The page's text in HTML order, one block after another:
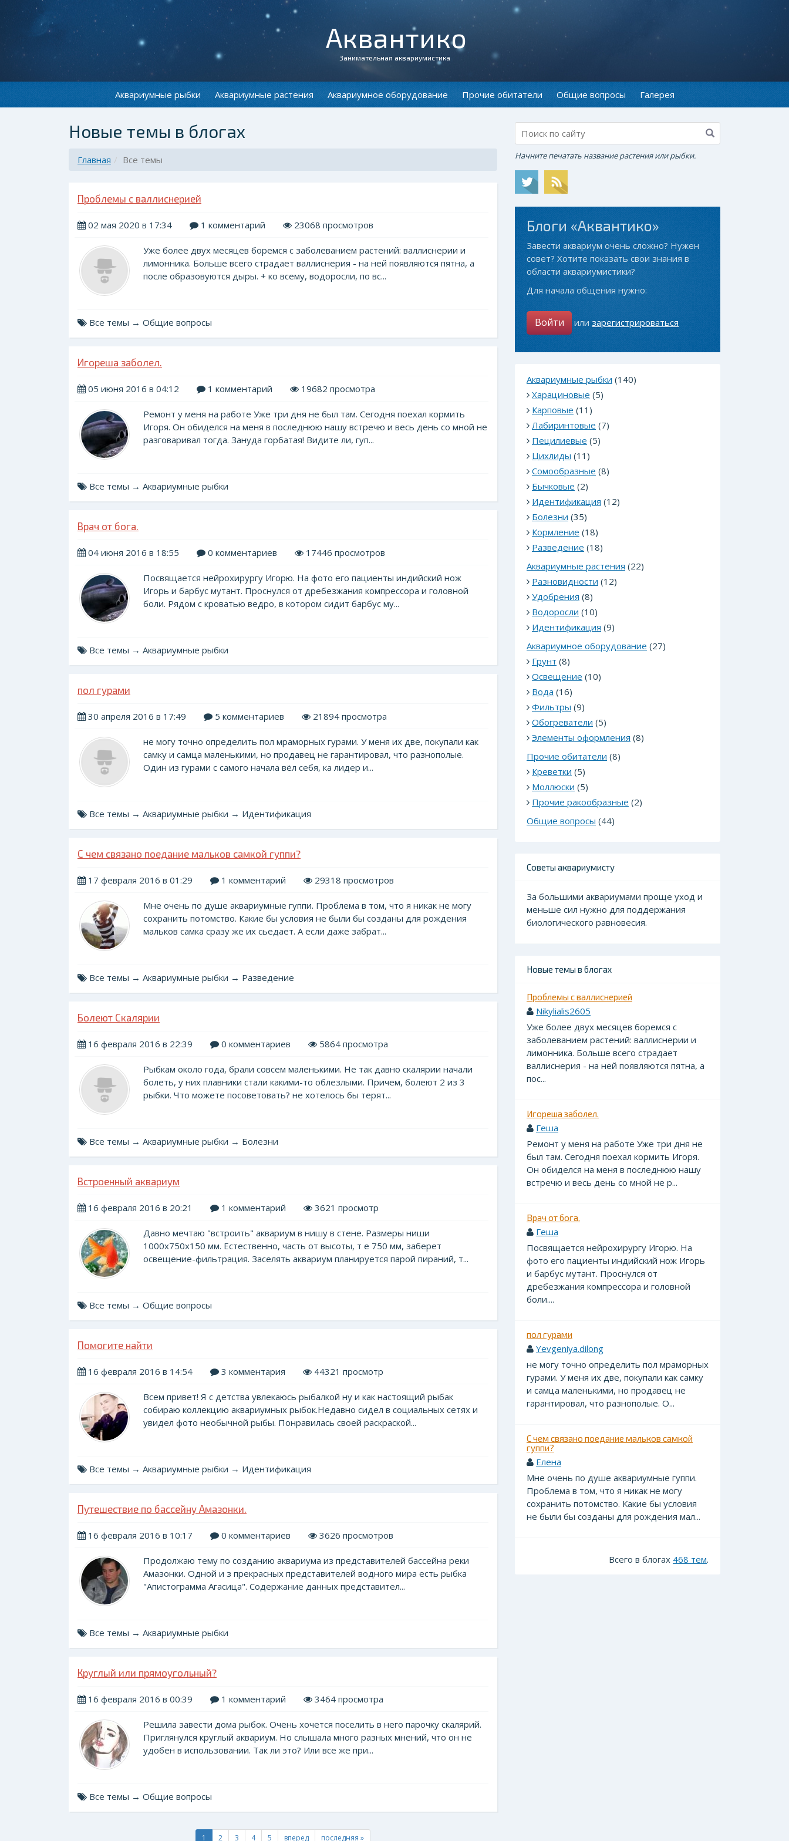
Аквантико
Занимательная аквариумистика
Аквариумные рыбки Аквариумные растения Аквариумное оборудование Прочие обитатели Общие вопросы Галерея
Новые темы в блогах
Главная Все темы
Проблемы с валлиснерией
02 мая 2020 в 17:34 1 комментарий 23068 просмотров
Уже более двух месяцев боремся с заболеванием растений: валлиснерии и
лимонника. Больше всего страдает валлиснерия - на ней появляются пятна, а
после образовуются дыры. + ко всему, водоросли, по вс...
Все темы → Общие вопросы
Игореша заболел.
05 июня 2016 в 04:12 1 комментарий 19682 просмотра
Ремонт у меня на работе Уже три дня не был там. Сегодня поехал кормить
Игоря. Он обиделся на меня в последнюю нашу встречю и весь день со мной не
разговаривал тогда. Зануда горбатая! Видите ли, гуп...
Все темы → Аквариумные рыбки
Врач от бога.
04 июня 2016 в 18:55 0 комментариев 17446 просмотров
Посвящается нейрохирургу Игорю. На фото его пациенты индийский нож
Игорь и барбус мутант. Проснулся от дребезжания компрессора и головной
боли. Рядом с кроватью ведро, в котором сидит барбус му...
Все темы → Аквариумные рыбки
пол гурами
30 апреля 2016 в 17:49 5 комментариев 21894 просмотра
не могу точно определить пол мраморных гурами. У меня их две, покупали как
самку и самца маленькими, но продавец не гарантировал, что разнополые.
Один из гурами с самого начала вёл себя, ка лидер и...
Все темы → Аквариумные рыбки → Идентификация
С чем связано поедание мальков самкой гуппи?
17 февраля 2016 в 01:29 1 комментарий 29318 просмотров
Мне очень по душе аквариумные гуппи. Проблема в том, что я никак не могу
сохранить потомство. Какие бы условия не были бы созданы для рождения
мальков самка сразу же их сьедает. А если даже забрат...
Все темы → Аквариумные рыбки → Разведение
Болеют Скалярии
16 февраля 2016 в 22:39 0 комментариев 5864 просмотра
Рыбкам около года, брали совсем маленькими. Не так давно скалярии начали
болеть, у них плавники стали какими-то облезлыми. Причем, болеют 2 из 3
рыбки. Что можете посоветовать? не хотелось бы терят...
Все темы → Аквариумные рыбки → Болезни
Встроенный аквариум
16 февраля 2016 в 20:21 1 комментарий 3621 просмотр
Давно мечтаю "встроить" аквариум в нишу в стене. Размеры ниши
1000х750х150 мм. Естественно, часть от высоты, т е 750 мм, заберет
освещение-фильтрация. Заселять аквариум планируется парой пираний, т...
Все темы → Общие вопросы
Помогите найти
16 февраля 2016 в 14:54 3 комментария 44321 просмотр
Всем привет! Я с детства увлекаюсь рыбалкой ну и как настоящий рыбак
собираю коллекцию аквариумных рыбок.Недавно сидел в социальных сетях и
увидел фото необычной рыбы. Понравилась своей раскраской...
Все темы → Аквариумные рыбки → Идентификация
Путешествие по бассейну Амазонки.
16 февраля 2016 в 10:17 0 комментариев 3626 просмотров
Продолжаю тему по созданию аквариума из представителей бассейна реки
Амазонки. Одной и з прекрасных представителей водного мира есть рыбка
"Апистограмма Агасица". Содержание данных представител...
Все темы → Аквариумные рыбки
Круглый или прямоугольный?
16 февраля 2016 в 00:39 1 комментарий 3464 просмотра
Решила завести дома рыбок. Очень хочется поселить в него парочку скалярий.
Приглянулся круглый аквариум. Но слышала много разных мнений, что он не
удобен в использовании. Так ли это? Или все же при...
Все темы → Общие вопросы
1 2 3 4 5 вперед последняя »
Начните печатать название растения или рыбки.
Блоги «Аквантико»
Завести аквариум очень сложно? Нужен
совет? Хотите показать свои знания в
области аквариумистики?
Для начала общения нужно:
Войти илизарегистрироваться
Аквариумные рыбки (140)
Харациновые (5)
Карповые (11)
Лабиринтовые (7)
Пецилиевые (5)
Цихлиды (11)
Сомообразные (8)
Бычковые (2)
Идентификация (12)
Болезни (35)
Кормление (18)
Разведение (18)
Аквариумные растения (22)
Разновидности (12)
Удобрения (8)
Водоросли (10)
Идентификация (9)
Аквариумное оборудование (27)
Грунт (8)
Освещение (10)
Вода (16)
Фильтры (9)
Обогреватели (5)
Элементы оформления (8)
Прочие обитатели (8)
Креветки (5)
Моллюски (5)
Прочие ракообразные (2)
Общие вопросы (44)
Советы аквариумисту
За большими аквариумами проще уход и
меньше сил нужно для поддержания
биологического равновесия.
Новые темы в блогах
Проблемы с валлиснерией
Nikylialis2605
Уже более двух месяцев боремся с
заболеванием растений: валлиснерии и
лимонника. Больше всего страдает
валлиснерия - на ней появляются пятна, а
пос...
Игореша заболел.
Геша
Ремонт у меня на работе Уже три дня не
был там. Сегодня поехал кормить Игоря.
Он обиделся на меня в последнюю нашу
встречю и весь день со мной не р...
Врач от бога.
Геша
Посвящается нейрохирургу Игорю. На
фото его пациенты индийский нож Игорь
и барбус мутант. Проснулся от
дребезжания компрессора и головной
боли....
пол гурами
Yevgeniya.dilong
не могу точно определить пол мраморных
гурами. У меня их две, покупали как самку
и самца маленькими, но продавец не
гарантировал, что разнополые. О...
С чем связано поедание мальков самкой
гуппи?
Елена
Мне очень по душе аквариумные гуппи.
Проблема в том, что я никак не могу
сохранить потомство. Какие бы условия
не были бы созданы для рождения мал...
Всего в блогах 468 тем.